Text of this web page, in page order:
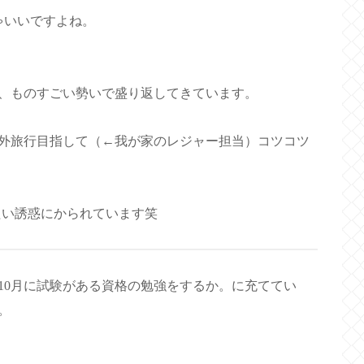
いですよね。
のすごい勢いで盛り返してきています。
旅行目指して（←我が家のレジャー担当）コツコツ
誘惑にかられています笑
月に試験がある資格の勉強をするか。に充ててい